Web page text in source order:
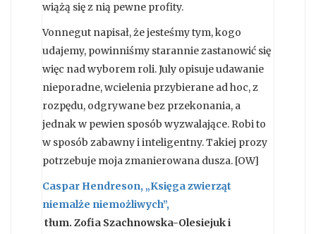
wiążą się z nią pewne profity.
Vonnegut napisał, że jesteśmy tym, kogo
udajemy, powinniśmy starannie zastanowić się
więc nad wyborem roli. July opisuje udawanie
nieporadne, wcielenia przybierane ad hoc, z
rozpędu, odgrywane bez przekonania, a
jednak w pewien sposób wyzwalające. Robi to
w sposób zabawny i inteligentny. Takiej prozy
potrzebuje moja zmanierowana dusza. [OW]
Caspar Hendreson, „Księga zwierząt
niemalże niemożliwych”,
tłum. Zofia Szachnowska-Olesiejuk i